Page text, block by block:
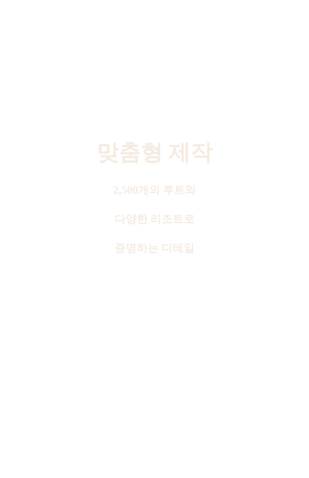
맞춤형 제작
2,500개의 루트와
다양한 리조트로
증명하는 디테일